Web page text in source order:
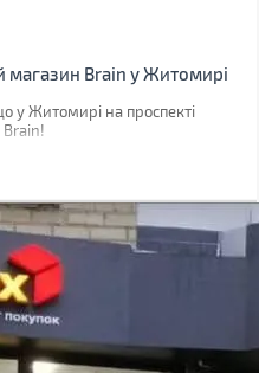
магазин Brain у Житомирі
у Житомирі на проспекті